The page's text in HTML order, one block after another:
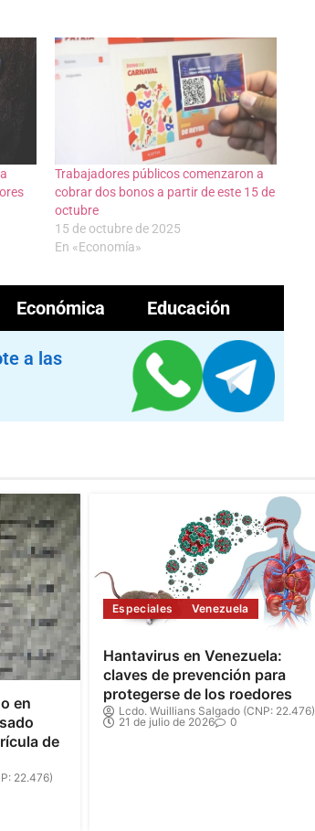
Trabajadores públicos comenzaron a
cobrar dos bonos a partir de este 15 de
octubre
15 de octubre de 2025
En «Economía»
Educación
a las
en
de
22.476)
Especiales Venezuela
Hantavirus en Venezuela:
claves de prevención para
protegerse de los roedores
Lcdo. Wuillians Salgado (CNP: 22.476)
21 de julio de 2026
0